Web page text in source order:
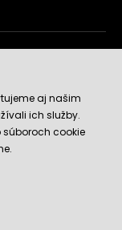
aj našim
ich služby.
cookie